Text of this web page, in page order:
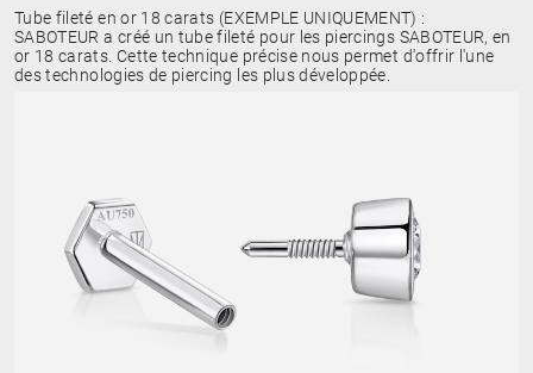
Tube fileté en or 18 carats (EXEMPLE UNIQUEMENT) :
SABOTEUR a créé un tube fileté pour les piercings SABOTEUR, en
or 18 carats. Cette technique précise nous permet d'offrir l'une
des technologies de piercing les plus développée.